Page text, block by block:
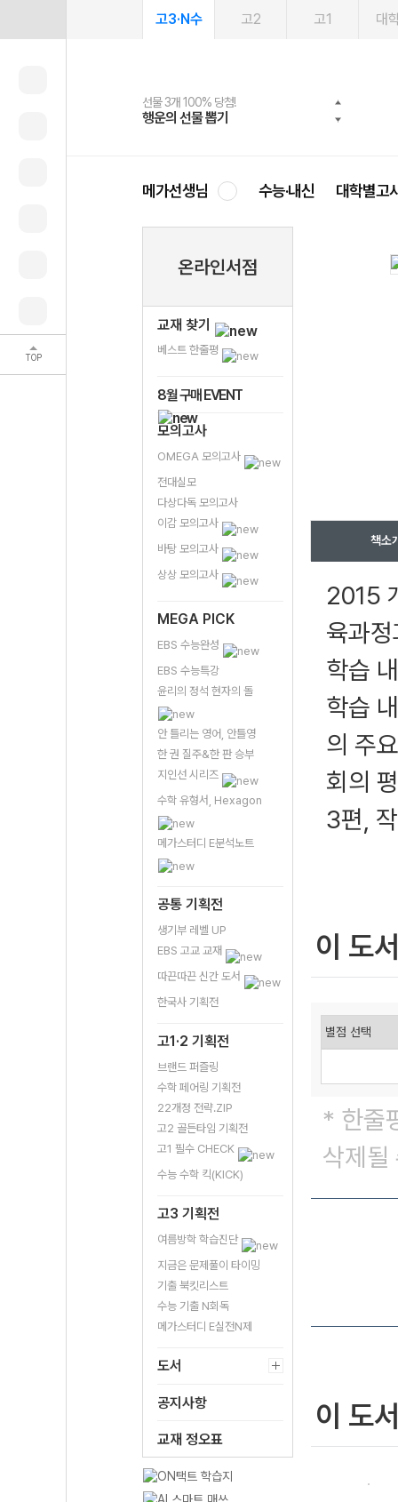
TOP
고3·N수 고2 고1 대
선물 3개 100% 당첨!
행운의 선물 뽑기
선물 100% 증정!
메가스터디 X 올리브
여름방학 스터디 캐시백
메가런 썸머스쿨
2027 러셀 단과
강사 공개선발
스마트러닝앱
설문 EVENT
메가패스
3일 무료 체험권
메가패스 수강생 무료혜택!
메가클럽 멤버십
사회공헌 캠페인
희망이룸 메가나눔
메가선생님 수능·내신 대학별고
온라인서점
교재 찾기
베스트 한줄평
8월 구매 EVENT
모의고사
OMEGA 모의고사
전대실모
다상다독 모의고사
이감 모의고사
바탕 모의고사
상상 모의고사
MEGA PICK
EBS 수능완성
EBS 수능특강
윤리의 정석 현자의 돌
안 틀리는 영어, 안틀영
한 권 질주&한 판 승부
지인선 시리즈
수학 유형서, Hexagon
메가스터디 E분석노트
공통 기획전
생기부 레벨 UP
EBS 고교 교재
따끈따끈 신간 도서
한국사 기획전
고1·2 기획전
브랜드 퍼즐링
수학 페어링 기획전
22개정 전략.ZIP
고2 골든타임 기획전
고1 필수 CHECK
수능 수학 킥(KICK)
고3 기획전
여름방학 학습진단
지금은 문제풀이 타이밍
기출 북킷리스트
수능 기출 N회독
메가스터디 E실전N제
도서
공지사항
교재 정오표
책소
2015
육과
학습
학습
의 주
회의
3편,
이 도
* 한줄
삭제될
이 도